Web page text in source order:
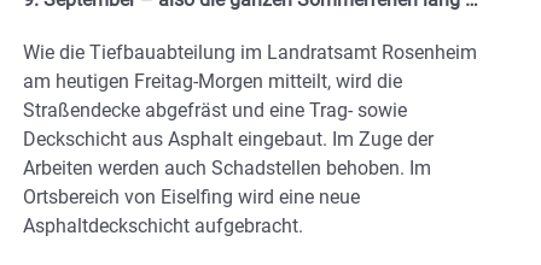
Wie die Tiefbauabteilung im Landratsamt Rosenheim
am heutigen Freitag-Morgen mitteilt, wird die
Straßendecke abgefräst und eine Trag- sowie
Deckschicht aus Asphalt eingebaut. Im Zuge der
Arbeiten werden auch Schadstellen behoben. Im
Ortsbereich von Eiselfing wird eine neue
Asphaltdeckschicht aufgebracht.